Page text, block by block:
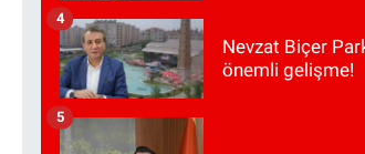
Nevzat Biçer
önemli gelişme!
4
5